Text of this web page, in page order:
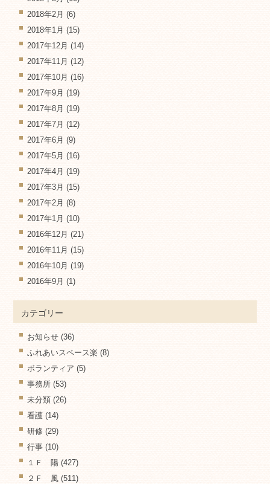
2018年2月 (6)
2018年1月 (15)
2017年12月 (14)
2017年11月 (12)
2017年10月 (16)
2017年9月 (19)
2017年8月 (19)
2017年7月 (12)
2017年6月 (9)
2017年5月 (16)
2017年4月 (19)
2017年3月 (15)
2017年2月 (8)
2017年1月 (10)
2016年12月 (21)
2016年11月 (15)
2016年10月 (19)
2016年9月 (1)
カテゴリー
お知らせ (36)
ふれあいスペース楽 (8)
ボランティア (5)
事務所 (53)
未分類 (26)
看護 (14)
研修 (29)
行事 (10)
１Ｆ 陽 (427)
２Ｆ 風 (511)